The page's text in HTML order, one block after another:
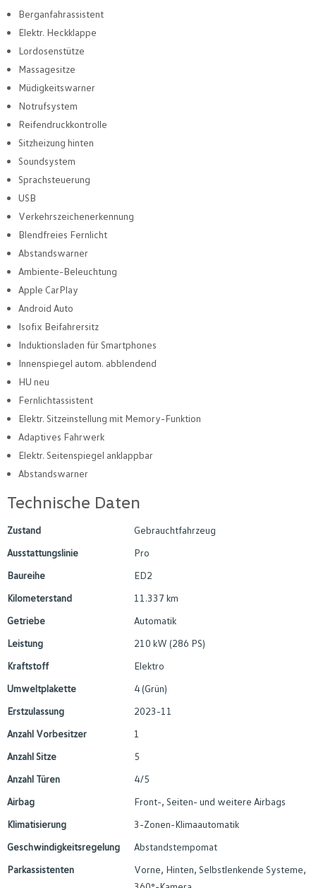
Berganfahrassistent
Elektr. Heckklappe
Lordosenstütze
Massagesitze
Müdigkeitswarner
Notrufsystem
Reifendruckkontrolle
Sitzheizung hinten
Soundsystem
Sprachsteuerung
USB
Verkehrszeichenerkennung
Blendfreies Fernlicht
Abstandswarner
Ambiente-Beleuchtung
Apple CarPlay
Android Auto
Isofix Beifahrersitz
Induktionsladen für Smartphones
Innenspiegel autom. abblendend
HU neu
Fernlichtassistent
Elektr. Sitzeinstellung mit Memory-Funktion
Adaptives Fahrwerk
Elektr. Seitenspiegel anklappbar
Abstandswarner
Technische Daten
Zustand
Gebrauchtfahrzeug
Ausstattungslinie
Pro
Baureihe
ED2
Kilometerstand
11.337 km
Getriebe
Automatik
Leistung
210 kW (286 PS)
Kraftstoff
Elektro
Umweltplakette
4 (Grün)
Erstzulassung
2023-11
Anzahl Vorbesitzer
1
Anzahl Sitze
5
Anzahl Türen
4/5
Airbag
Front-, Seiten- und weitere Airbags
Klimatisierung
3-Zonen-Klimaautomatik
Geschwindigkeitsregelung
Abstandstempomat
Parkassistenten
Vorne, Hinten, Selbstlenkende Systeme,